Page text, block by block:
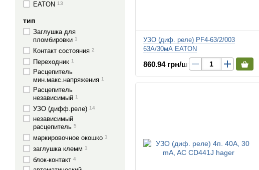
УЗО (диф. реле) PF4-63/2/003
63А/30мА EATON
860.94 грн/шт.
EATON 13
тип
Заглушка для
пломбировки 1
Контакт состояния 2
Переходник 1
Расцепитель
мин.макс.напряжения 1
Расцепитель
независимый 1
УЗО (дифф.реле) 14
независимый
расцепитель 5
маркировочное окошко 1
заглушка клемм 1
блок-контакт 4